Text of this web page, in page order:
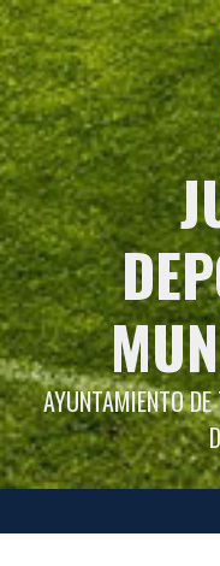
Saltar
al
contenido
AYUNTAMIENTO